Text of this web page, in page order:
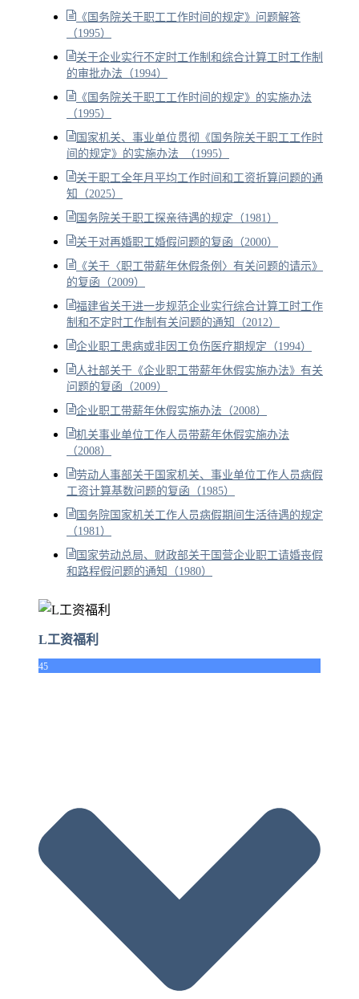
《国务院关于职工工作时间的规定》问题解答
（1995）
关于企业实行不定时工作制和综合计算工时工作制
的审批办法（1994）
《国务院关于职工工作时间的规定》的实施办法
（1995）
国家机关、事业单位贯彻《国务院关于职工工作时
间的规定》的实施办法 （1995）
关于职工全年月平均工作时间和工资折算问题的通
知（2025）
国务院关于职工探亲待遇的规定（1981）
关于对再婚职工婚假问题的复函（2000）
《关于〈职工带薪年休假条例〉有关问题的请示》
的复函（2009）
福建省关于进一步规范企业实行综合计算工时工作
制和不定时工作制有关问题的通知（2012）
企业职工患病或非因工负伤医疗期规定（1994）
人社部关于《企业职工带薪年休假实施办法》有关
问题的复函（2009）
企业职工带薪年休假实施办法（2008）
机关事业单位工作人员带薪年休假实施办法
（2008）
劳动人事部关于国家机关、事业单位工作人员病假
工资计算基数问题的复函（1985）
国务院国家机关工作人员病假期间生活待遇的规定
（1981）
国家劳动总局、财政部关于国营企业职工请婚丧假
和路程假问题的通知（1980）
L工资福利
45